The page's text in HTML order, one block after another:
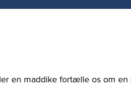
en maddike fortælle os om en